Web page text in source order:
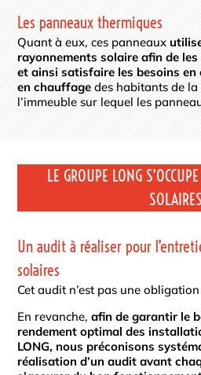
Les panneaux thermiques
Quant à eux, ces panneaux
rayonnements solaire afin de
et ainsi satisfaire les besoins
en chauffage des habitants de
l’immeuble sur lequel les
LE GROUPE LONG
SOLAIRES
Un audit à réaliser pour
solaires
Cet audit n’est pas une
En revanche,afin de garantir le
rendement optimal des
LONG, nous préconisons
réalisation d’un audit avant